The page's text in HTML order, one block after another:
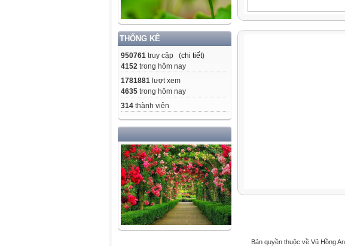
THỐNG KÊ
950761 truy cập (chi tiết)
4152 trong hôm nay
1781881 lượt xem
4635 trong hôm nay
314 thành viên
Bản quyền thuộc về Vũ Hồng